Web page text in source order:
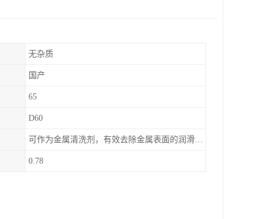
无杂质
国产
65
D60
可作为金属清洗剂，有效去除金属表面的润滑油、防锈油及加工油等矿物油污渍，且清洗后能在金属表面形成薄油膜，兼具防锈效果。此外，还适用于配制金属防锈油、冲压油、拉伸油等。
0.78